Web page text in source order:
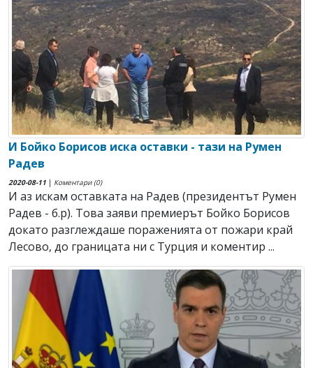
И Бойко Борисов иска оставки - тази на Румен
Радев
2020-08-11 | Коментари (0)
И аз искам оставката на Радев (президентът Румен
Радев - б.р). Това заяви премиерът Бойко Борисов
докато разглеждаше пораженията от пожари край
Лесово, до границата ни с Турция и коментир ...